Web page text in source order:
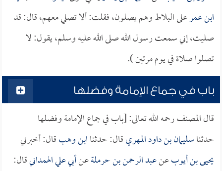
ابن عمرعلى البلاط وهم يصلون، فقلت: ألا تصلي معهم، قال: قد
صليت، إني سمعت رسول الله صلى الله عليه وسلم، يقول: لا
تصلوا صلاة في يوم مرتين ).
باب في جماع الإمامة وفضلها
قال المصنف رحمه الله تعالى: [باب في جماع الإمامة وفضلها
حدثناسليمان بن داود المهريقال: حدثناابن وهبقال: أخبرني
يحيى بن أيوبعنعبد الرحمن بن حرملةعنأبي علي الهمدانيقال: